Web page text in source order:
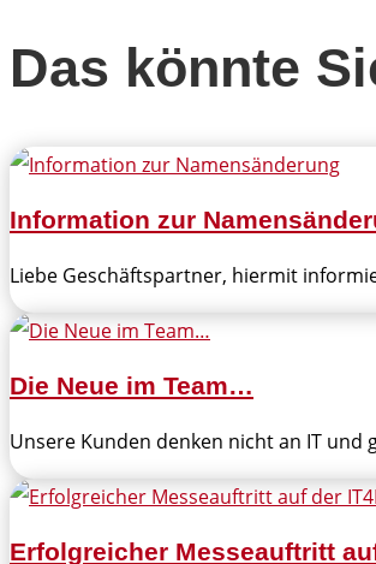
Das könnte
Information zur
Liebe Geschäftspartner, hiermit
Die Neue im Team…
Unsere Kunden denken nicht an IT
Erfolgreicher Messeauftritt